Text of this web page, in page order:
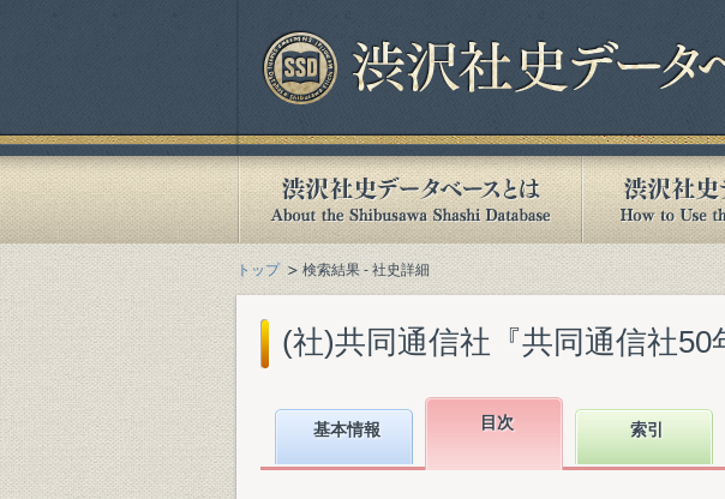
トップ 検索結果 - 社史詳細
(社)共同通信社『共同通信社50
基本情報 目次 索引